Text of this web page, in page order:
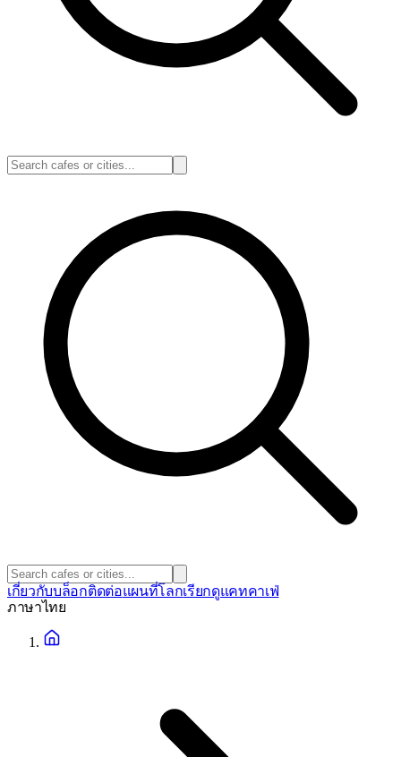
เกี่ยวกับบล็อกติดต่อแผนที่โลกเรียกดูแคทคาเฟ่
ภาษาไทย